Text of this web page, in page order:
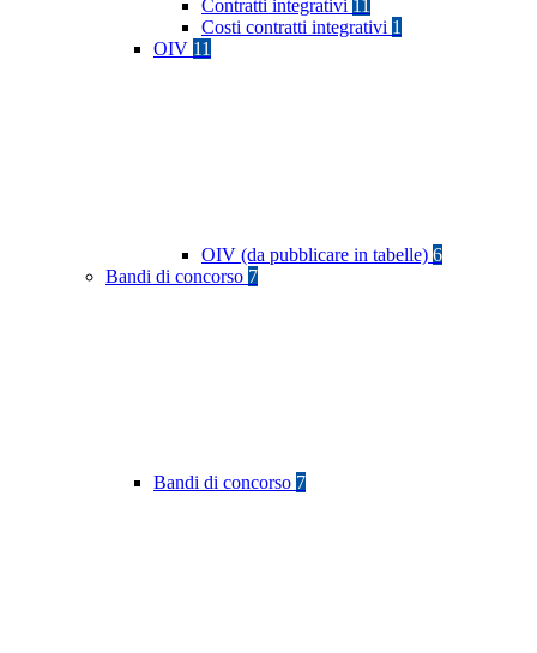
Contratti integrativi 11
Costi contratti integrativi 1
OIV 11
OIV (da pubblicare in tabelle) 6
Bandi di concorso 7
Bandi di concorso 7